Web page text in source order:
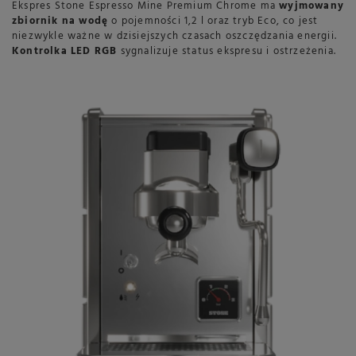
Ekspres Stone Espresso Mine Premium Chrome mawyjmowany
zbiornik na wodę o pojemności 1,2 l oraz tryb Eco, co jest
niezwykle ważne w dzisiejszych czasach oszczędzania energii.
Kontrolka LED RGB sygnalizuje status ekspresu i ostrzeżenia.